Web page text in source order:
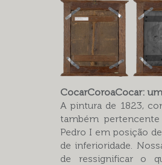
CocarCoroaCocar:
A pintura de 1823,
também
Pedro I em posição
de inferioridade.
de ressignificar o